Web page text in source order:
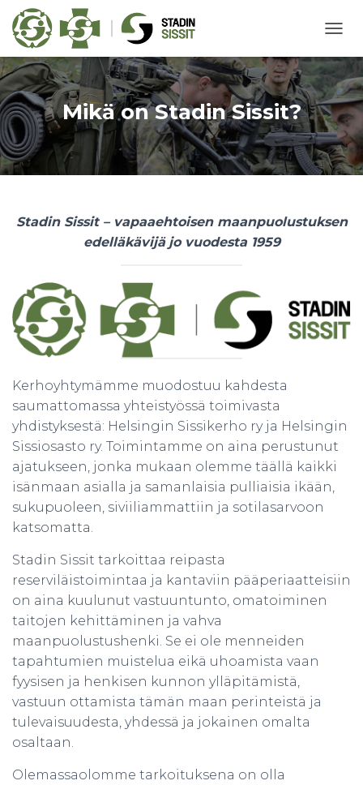
A
V
I
G
O
I
N
T
Ä
P
O
Mikä on Stadin Sissit?
Stadin Sissit – vapaaehtoisen maanpuolustuksen
edelläkävijä jo vuodesta 1959
Kerhoyhtymämme muodostuu kahdesta
saumattomassa yhteistyössä toimivasta
yhdistyksestä: Helsingin Sissikerho ry ja Helsingin
Sissiosasto ry. Toimintamme on aina perustunut
ajatukseen, jonka mukaan olemme täällä kaikki
isänmaan asialla ja samanlaisia pulliaisia ikään,
sukupuoleen, siviiliammattiin ja sotilasarvoon
katsomatta.
Stadin Sissit tarkoittaa reipasta
reserviläistoimintaa ja kantaviin pääperiaatteisiin
on aina kuulunut vastuuntunto, omatoiminen
taitojen kehittäminen ja vahva
maanpuolustushenki. Se ei ole menneiden
tapahtumien muistelua eikä uhoamista vaan
fyysisen ja henkisen kunnon ylläpitämistä,
vastuun ottamista tämän maan perinteistä ja
tulevaisuudesta, yhdessä ja jokainen omalta
osaltaan.
Olemassaolomme tarkoituksena on olla